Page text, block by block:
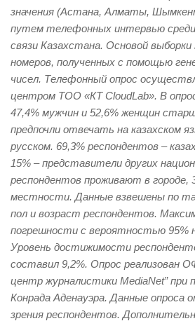
значения (Астана, Алматы,
путем телефонных интервью
связи Казахстана. Основой выборки
номеров, полученных с помощью
чисел. Телефонный опрос
центром ТОО «КТ CloudLab». В
47,4% мужчин и 52,6% женщин
предпочли отвечать на казахском
русском. 69,3% респондентов –
15% – представители других
респондентов проживают в городе,
местности. Данные взвешены по
пол и возраст респондентов.
погрешности с вероятностью 95%
Уровень достижимости
составил 9,2%. Опрос реализован
центр журналистики MediaNet” при
Конрада Аденауэра. Данные
зрения респондентов.